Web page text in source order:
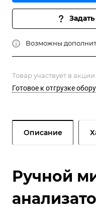
Возможны
Товар участвует в акции
Готовое к отгрузке
Описание
Ручной